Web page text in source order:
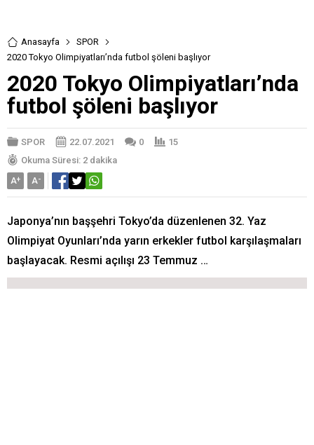
Anasayfa
SPOR
2020 Tokyo Olimpiyatları’nda futbol şöleni başlıyor
2020 Tokyo Olimpiyatları’nda
futbol şöleni başlıyor
SPOR 22.07.2021 0
15
Okuma Süresi: 2 dakika
A+ A-
Japonya’nın başşehri Tokyo’da düzenlenen 32. Yaz
Olimpiyat Oyunları’nda yarın erkekler futbol karşılaşmaları
başlayacak. Resmi açılışı 23 Temmuz …